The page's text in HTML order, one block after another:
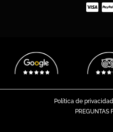
Política de privacidad
PREGUNTAS